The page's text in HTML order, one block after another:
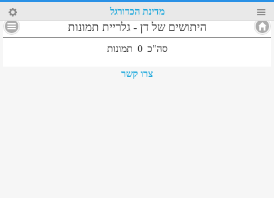
53 מדינת הכדורגל
היתושים של דן -גלריית תמונות
סה"כ 0 תמונות
צרו קשר